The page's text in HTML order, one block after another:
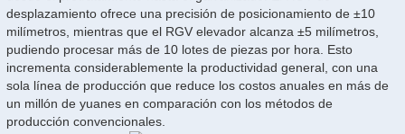
desplazamiento ofrece una precisión de posicionamiento de ±10
milímetros, mientras que el RGV elevador alcanza ±5 milímetros,
pudiendo procesar más de 10 lotes de piezas por hora. Esto
incrementa considerablemente la productividad general, con una
sola línea de producción que reduce los costos anuales en más de
un millón de yuanes en comparación con los métodos de
producción convencionales.